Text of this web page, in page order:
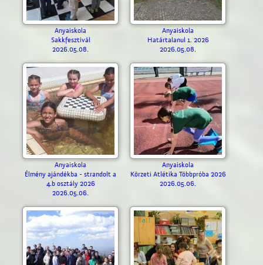
Anyaiskola
Sakkfesztivál
2026.05.08.
Anyaiskola
Határtalanul 1. 2026
2026.05.08.
Anyaiskola
Élmény ajándékba - strandolt a
4.b osztály 2026
2026.05.06.
Anyaiskola
Körzeti Atlétika Többpróba 2026
2026.05.06.